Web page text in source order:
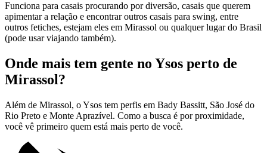
Funciona para casais procurando por diversão, casais que querem
apimentar a relação e encontrar outros casais para swing, entre
outros fetiches, estejam eles em Mirassol ou qualquer lugar do Brasil
(pode usar viajando também).
Onde mais tem gente no Ysos perto de
Mirassol?
Além de Mirassol, o Ysos tem perfis em Bady Bassitt, São José do
Rio Preto e Monte Aprazível. Como a busca é por proximidade,
você vê primeiro quem está mais perto de você.